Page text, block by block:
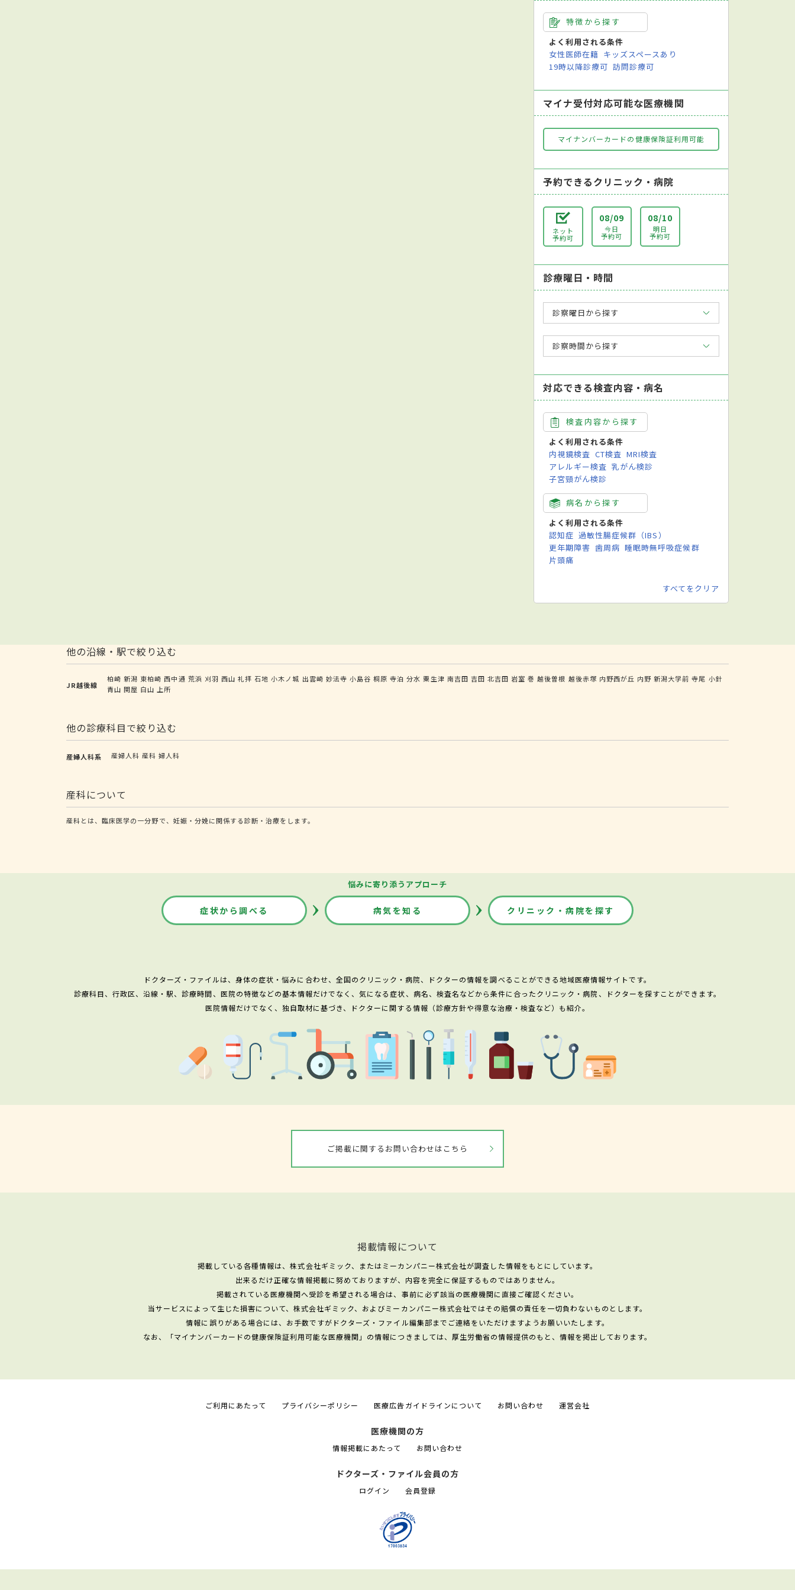
特徴から探す
よく利用される条件
女性医師在籍 キッズスペースあり
19時以降診療可 訪問診療可
マイナ受付対応可能な医療機関
マイナンバーカードの健康保険証利用可能
予約できるクリニック・病院
ネット
予約可
08/09
今日
予約可
08/10
明日
予約可
診療曜日・時間
診察曜日から探す
診察時間から探す
対応できる検査内容・病名
検査内容から探す
よく利用される条件
内視鏡検査 CT検査 MRI検査
アレルギー検査 乳がん検診
子宮頸がん検診
病名から探す
よく利用される条件
認知症 過敏性腸症候群（IBS）
更年期障害 歯周病 睡眠時無呼吸症候群
片頭痛
すべてをクリア
他の沿線・駅で絞り込む
JR越後線
柏崎 新潟 東柏崎 西中通 荒浜 刈羽 西山 礼拝 石地 小木ノ城 出雲崎 妙法寺 小島谷 桐原 寺泊 分水 粟生津 南吉田 吉田 北吉田 岩室 巻 越後曽根 越後赤塚 内野西が丘 内野 新潟大学前 寺尾 小針
青山 関屋 白山 上所
他の診療科目で絞り込む
産婦人科系 産婦人科 産科 婦人科
産科について
産科とは、臨床医学の一分野で、妊娠・分娩に関係する診断・治療をします。
悩みに寄り添うアプローチ
症状から調べる 病気を知る クリニック・病院を探す
ドクターズ・ファイルは、身体の症状・悩みに合わせ、全国のクリニック・病院、ドクターの情報を調べることができる地域医療情報サイトです。
診療科目、行政区、沿線・駅、診療時間、医院の特徴などの基本情報だけでなく、気になる症状、病名、検査名などから条件に合ったクリニック・病院、ドクターを探すことができます。
医院情報だけでなく、独自取材に基づき、ドクターに関する情報（診療方針や得意な治療・検査など）も紹介。
ご掲載に関するお問い合わせはこちら
掲載情報について
掲載している各種情報は、株式会社ギミック、またはミーカンパニー株式会社が調査した情報をもとにしています。
出来るだけ正確な情報掲載に努めておりますが、内容を完全に保証するものではありません。
掲載されている医療機関へ受診を希望される場合は、事前に必ず該当の医療機関に直接ご確認ください。
当サービスによって生じた損害について、株式会社ギミック、およびミーカンパニー株式会社ではその賠償の責任を一切負わないものとします。
情報に誤りがある場合には、お手数ですがドクターズ・ファイル編集部までご連絡をいただけますようお願いいたします。
なお、「マイナンバーカードの健康保険証利用可能な医療機関」の情報につきましては、厚生労働省の情報提供のもと、情報を掲出しております。
ご利用にあたって プライバシーポリシー 医療広告ガイドラインについて お問い合わせ 運営会社
医療機関の方
情報掲載にあたって お問い合わせ
ドクターズ・ファイル会員の方
ログイン 会員登録